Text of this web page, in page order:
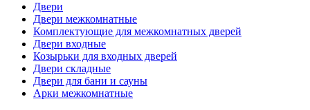
Двери
Двери межкомнатные
Комплектующие для межкомнатных дверей
Двери входные
Козырьки для входных дверей
Двери складные
Двери для бани и сауны
Арки межкомнатные